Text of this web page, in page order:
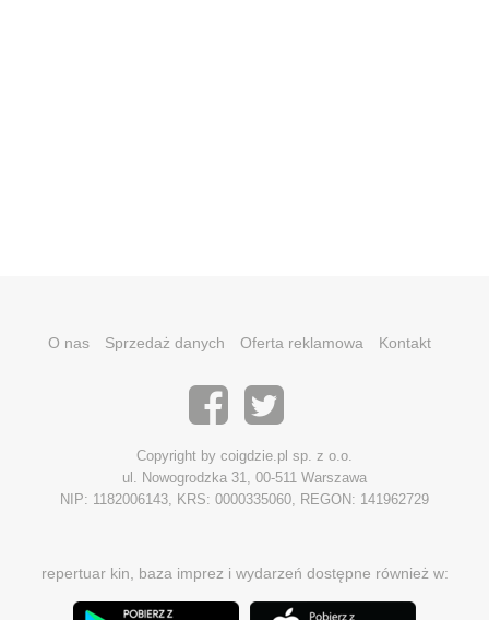
O nas Sprzedaż danych Oferta reklamowa Kontakt
Copyright by coigdzie.pl sp. z o.o.
ul. Nowogrodzka 31, 00-511 Warszawa
NIP: 1182006143, KRS: 0000335060, REGON: 141962729
repertuar kin, baza imprez i wydarzeń dostępne również w: